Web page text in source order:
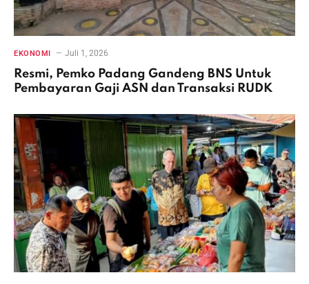
EKONOMI Juli 1, 2026
Resmi, Pemko Padang Gandeng BNS Untuk
Pembayaran Gaji ASN dan Transaksi RUDK